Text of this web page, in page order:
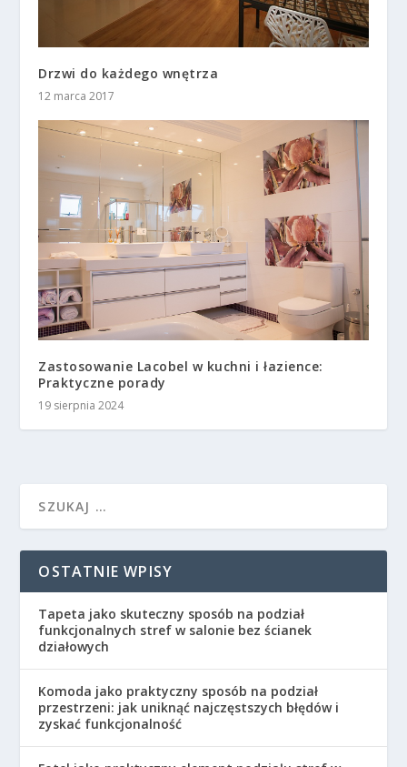
Drzwi do każdego wnętrza
12 marca 2017
Zastosowanie Lacobel w kuchni i łazience:
Praktyczne porady
19 sierpnia 2024
OSTATNIE WPISY
Tapeta jako skuteczny sposób na podział
funkcjonalnych stref w salonie bez ścianek
działowych
Komoda jako praktyczny sposób na podział
przestrzeni: jak uniknąć najczęstszych błędów i
zyskać funkcjonalność